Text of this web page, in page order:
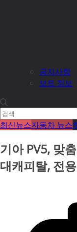
공지사항
보트 정보
최신뉴스자동차 뉴스
기아 PV5, 맞
대캐피탈, 전